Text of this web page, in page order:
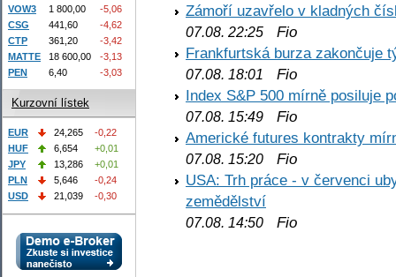
Zámoří uzavřelo v kladných
07.08. 22:25 Fio
Frankfurtská burza zakončuje
07.08. 18:01
Fio
Index S&P 500 mírně posiluje
07.08. 15:49 Fio
Americké futures kontrakty
07.08. 15:20 Fio
USA: Trh práce - v červenci
zemědělství
07.08. 14:50 Fio
VOW3 1 800,00
-5,06
CSG
441,60
-4,62
CTP
361,20
-3,42
MATTE
18 600,00
-3,13
PEN
6,40 -3,03
Kurzovní lístek
EUR 24,265
-0,22
HUF
6,654
+0,01
JPY
13,286
+0,01
PLN
5,646
-0,24
USD
21,039 -0,30